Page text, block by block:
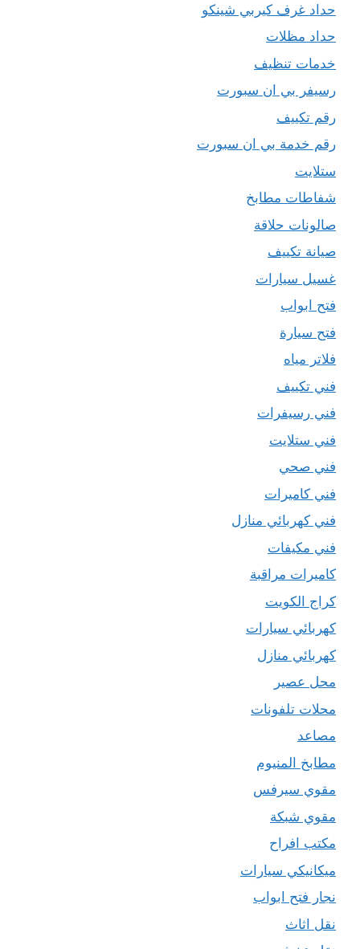
حداد غرف كيربي شينكو
حداد مظلات
خدمات تنظيف
رسيفر بي ان سبورت
رقم تكييف
رقم خدمة بي ان سبورت
ستلايت
شفاطات مطابخ
صالونات حلاقة
صيانة تكييف
غسيل سيارات
فتح ابواب
فتح سيارة
فلاتر مياه
فني تكييف
فني رسيفرات
فني ستلايت
فني صحي
فني كاميرات
فني كهربائي منازل
فني مكيفات
كاميرات مراقبة
كراج الكويت
كهربائي سيارات
كهربائي منازل
محل عصير
محلات تلفونات
مصاعد
مطابخ المنيوم
مقوي سيرفس
مقوي شبكة
مكتب افراح
ميكانيكي سيارات
نجار فتح ابواب
نقل اثاث